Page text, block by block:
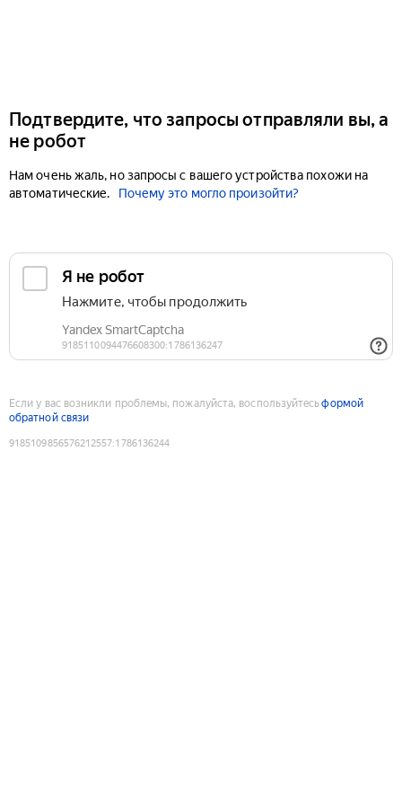
Подтвердите, что запросы отправляли вы, а
не робот
Нам очень жаль, но запросы с вашего устройства похожи на
автоматические.
Почему это могло произойти?
Если у вас возникли проблемы, пожалуйста, воспользуйтесьформой
обратной связи
9185109856576212557:1786136244